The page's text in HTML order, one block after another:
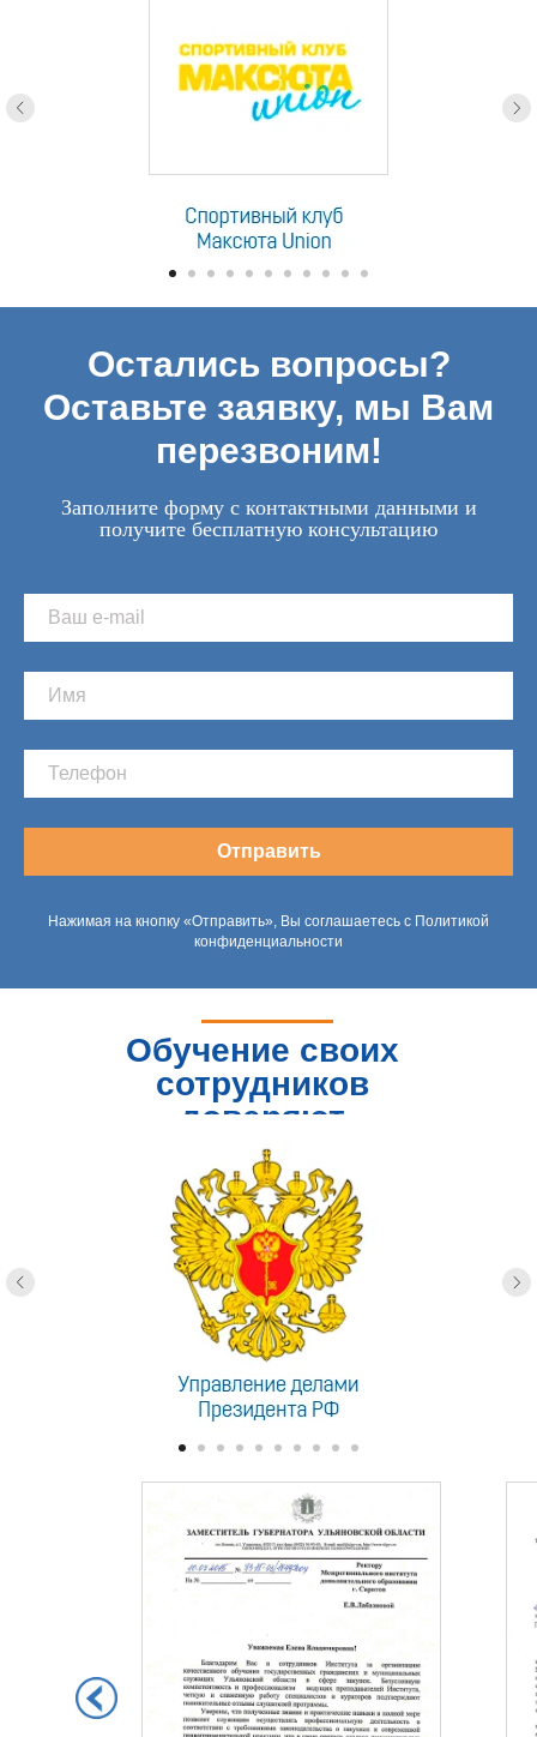
Остались вопросы?
Оставьте заявку, мы Вам
перезвоним!
Заполните форму с контактными данными и
получите бесплатную консультацию
Отправить
Нажимая на кнопку «Отправить», Вы соглашаетесь с Политикой
конфиденциальности
Обучение своих
сотрудников
доверяют